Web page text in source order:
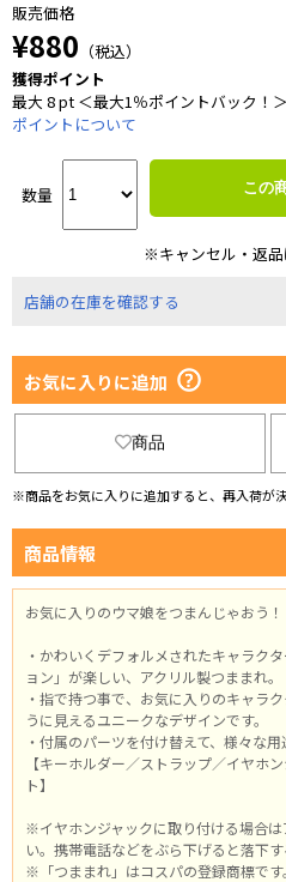
販売価格
¥880 （税込）
獲得ポイント
最大 8 pt ＜最大1％ポイントバック！＞
ポイントについて
数量 この
※キャンセル・返品
店舗の在庫を確認する
お気に入りに追加
商品
※商品をお気に入りに追加すると、再入荷が
商品情報
お気に入りのウマ娘をつまんじゃおう！
・かわいくデフォルメされたキャラク
ョン」が楽しい、アクリル製つままれ。
・指で持つ事で、お気に入りのキャラ
うに見えるユニークなデザインです。
・付属のパーツを付け替えて、様々な用
【キーホルダー／ストラップ／イヤホ
ト】
※イヤホンジャックに取り付ける場合
い。携帯電話などをぶら下げると落下す
※「つままれ」はコスパの登録商標です。